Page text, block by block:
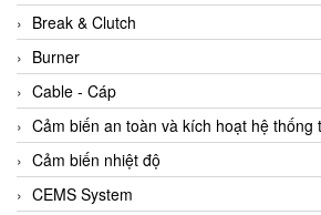
Break & Clutch
Burner
Cable - Cáp
Cảm biến an toàn và kích hoạt hệ thống
Cảm biến nhiệt độ
CEMS System